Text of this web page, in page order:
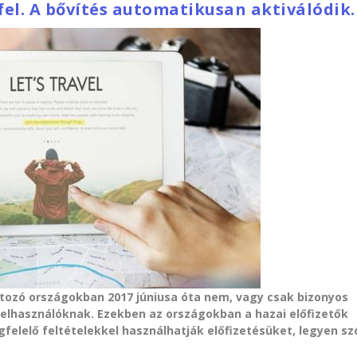
A bővítés automatikusan aktiválódik.
országokban 2017 júniusa óta nem, vagy csak bizonyos
Ezekben az országokban a hazai előfizetők
feltételekkel használhatják előfizetésüket, legyen